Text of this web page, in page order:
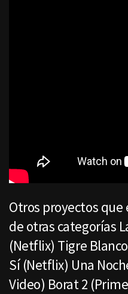
Otros proyectos
de otras categorías
(Netflix) Tigre
Sí (Netflix) Una
Video) Borat 2